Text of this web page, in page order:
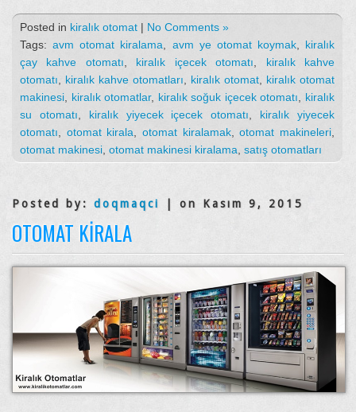
Posted in kiralık otomat | No Comments »
Tags:avm otomat kiralama avm ye otomat koymak, kiralık
çay kahve otomatı
kiralık içecek otomatı
kiralık kahve
otomatı
kiralık kahve otomatları kiralık otomat
kiralık otomat
makinesi
kiralık otomatlar, kiralık soğuk içecek otomatı
kiralık
su otomatı
kiralık yiyecek içecek otomatı
kiralık yiyecek
otomatı
otomat kirala ,otomat kiralamak,otomat makineleri
otomat makinesi otomat makinesi kiralama satış otomatları
Posted by: doqmaqci | on Kasım 9, 2015
OTOMAT KIRALA